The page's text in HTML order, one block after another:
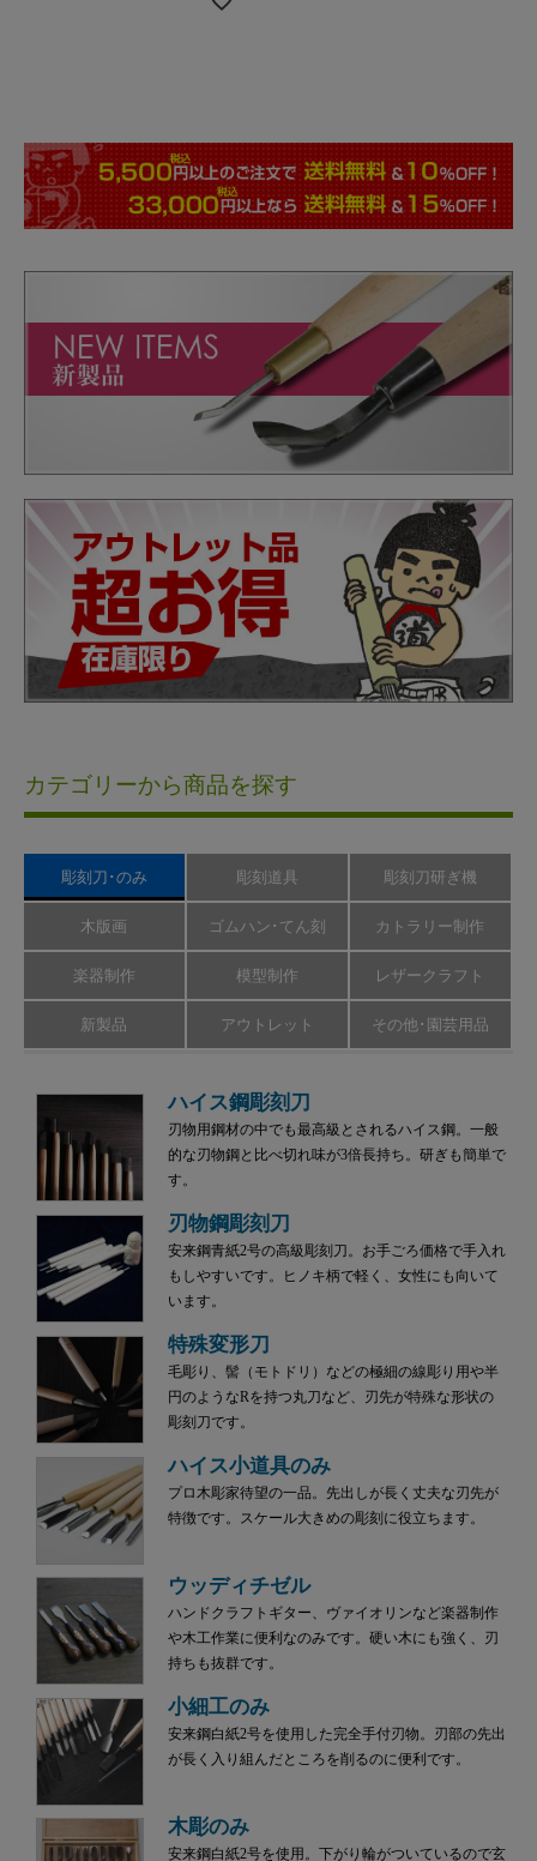
カテゴリーから商品を探す
彫刻刀･のみ 彫刻道具 彫刻刀研ぎ機
木版画 ゴムハン･てん刻 カトラリー制作
楽器制作 模型制作 レザークラフト
新製品 アウトレット その他･園芸用品
ハイス鋼彫刻刀
刃物用鋼材の中でも最高級とされるハイス鋼。一般
的な刃物鋼と比べ切れ味が3倍長持ち。研ぎも簡単で
す。
刃物鋼彫刻刀
安来鋼青紙2号の高級彫刻刀。お手ごろ価格で手入れ
もしやすいです。ヒノキ柄で軽く、女性にも向いて
います。
特殊変形刀
毛彫り、髻（モトドリ）などの極細の線彫り用や半
円のようなRを持つ丸刀など、刃先が特殊な形状の
彫刻刀です。
ハイス小道具のみ
プロ木彫家待望の一品。先出しが長く丈夫な刃先が
特徴です。スケール大きめの彫刻に役立ちます。
ウッディチゼル
ハンドクラフトギター、ヴァイオリンなど楽器制作
や木工作業に便利なのみです。硬い木にも強く、刃
持ちも抜群です。
小細工のみ
安来鋼白紙2号を使用した完全手付刃物。刃部の先出
が長く入り組んだところを削るのに便利です。
木彫のみ
安来鋼白紙2号を使用。下がり輪がついているので玄